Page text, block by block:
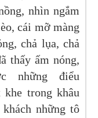
nhìn ngắm
cái mỡ màng
chả lụa, chả
thấy ấm nóng,
những điểu
trong khâu
những tô